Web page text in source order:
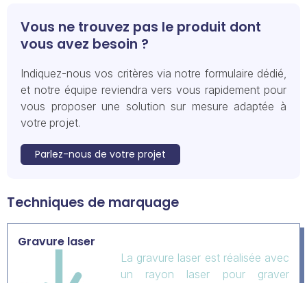
Vous ne trouvez pas le produit dont
vous avez besoin ?
Indiquez-nous vos critères via notre formulaire dédié,
et notre équipe reviendra vers vous rapidement pour
vous proposer une solution sur mesure adaptée à
votre projet.
Parlez-nous de votre projet
Techniques de marquage
Gravure laser
La gravure laser est réalisée avec
un rayon laser pour graver